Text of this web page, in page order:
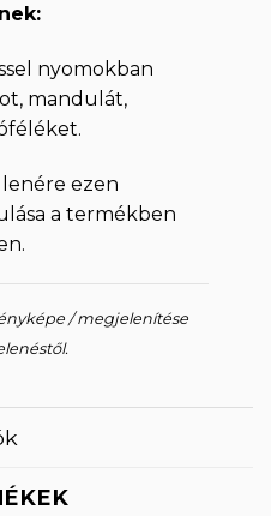
nyomokban
mandulát,
ezen
a termékben
/ megjelenítése